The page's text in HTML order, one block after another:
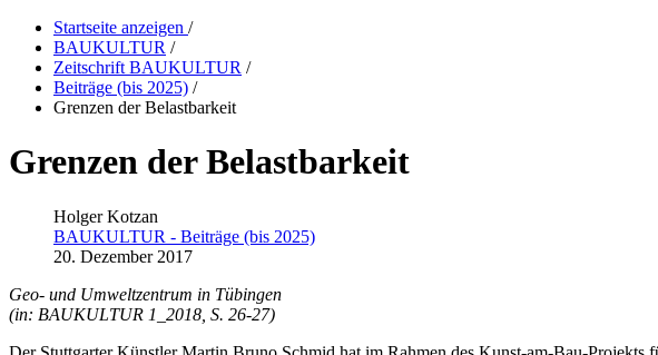
Startseite anzeigen /
BAUKULTUR /
Zeitschrift BAUKULTUR /
Beiträge (bis 2025) /
Grenzen der Belastbarkeit
Grenzen der Belastbarkeit
Holger Kotzan
BAUKULTUR - Beiträge (bis 2025)
20. Dezember 2017
Geo- und Umweltzentrum in Tübingen
(in: BAUKULTUR 1_2018, S. 26-27)